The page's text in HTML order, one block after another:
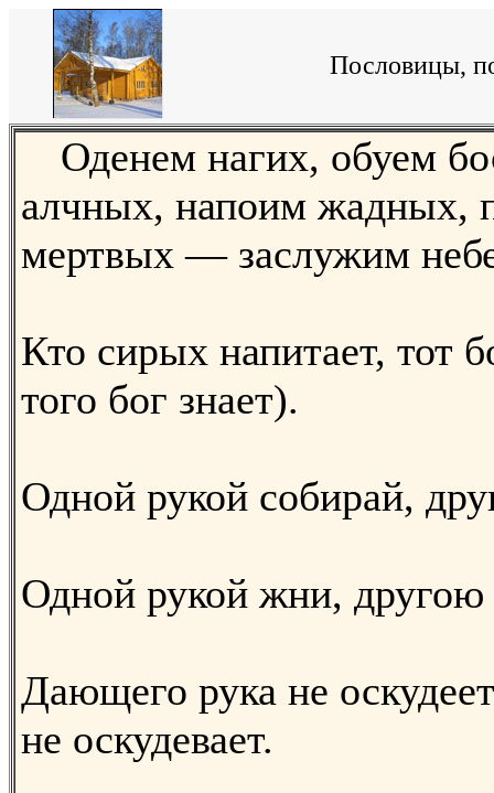
Пословицы,
Оденем нагих, обуем
алчных, напоим жадных,
мертвых — заслужим
Кто сирых напитает, тот
того бог знает).
Одной рукой собирай,
Одной рукой жни, другою
Дающего рука не
не оскудевает.